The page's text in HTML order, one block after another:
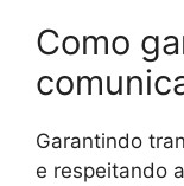
Como
Garantindo
e respeitando